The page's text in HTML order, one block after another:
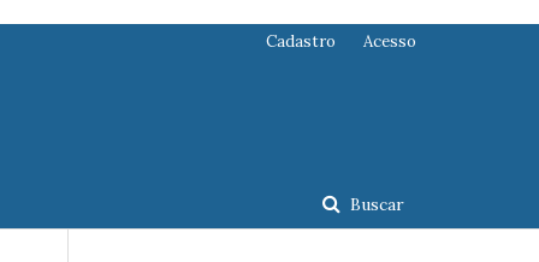
Buscar
Cadastro Acesso